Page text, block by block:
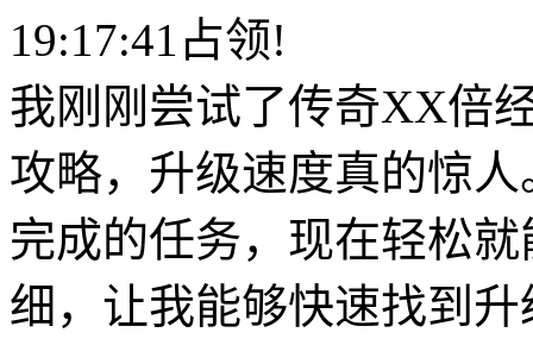
19:17:41占领!
我刚刚尝试了传奇XX倍
攻略，升级速度真的惊
完成的任务，现在轻松
细，让我能够快速找到